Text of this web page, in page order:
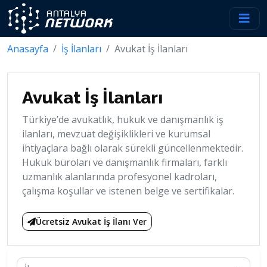
Anasayfa İş İlanları Avukat İş İlanları
Avukat İş İlanları
Türkiye’de avukatlık, hukuk ve danışmanlık iş
ilanları, mevzuat değişiklikleri ve kurumsal
ihtiyaçlara bağlı olarak sürekli güncellenmektedir.
Hukuk büroları ve danışmanlık firmaları, farklı
uzmanlık alanlarında profesyonel kadroları,
çalışma koşullar ve istenen belge ve sertifikalar.
Ücretsiz Avukat İş İlanı Ver